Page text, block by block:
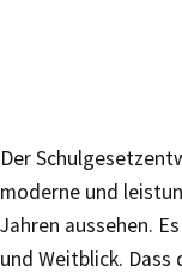
Der
moderne und
Jahren aussehen.
und Weitblick.